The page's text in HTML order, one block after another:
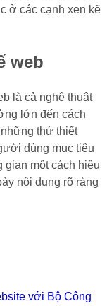
với Bộ Công
ở các cạnh xen kẽ
web
là cả nghệ thuật
lớn đến cách
thứ thiết
dùng mục tiêu
gian một cách hiệu
nội dung rõ ràng